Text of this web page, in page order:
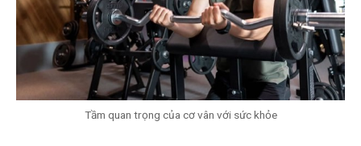
Tầm quan trọng của cơ vân với sức khỏe